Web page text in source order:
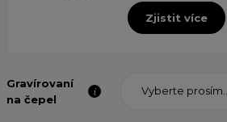
Zjistit více
Gravírovaní
na čepel
Vyberte